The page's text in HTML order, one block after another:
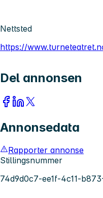
Nettsted
https://
Del annonsen
Annonsedata
Rapporter annonse
Stillingsnummer
74d9d0c7-ee1f-4c11-